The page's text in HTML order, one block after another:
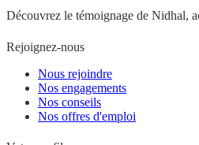
Découvrez le témoignage de Nidhal,
Rejoignez-nous
Nous rejoindre
Nos engagements
Nos conseils
Nos offres d'emploi